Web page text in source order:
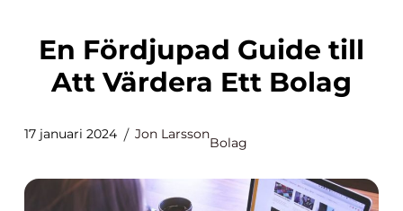
En Fördjupad Guide till
Att Värdera Ett Bolag
17 januari 2024 Jon Larsson
Bolag